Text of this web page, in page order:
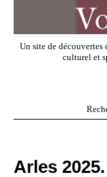
Un site de découvertes
culturel et
Arles